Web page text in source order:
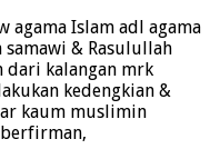
agama Islam adl agama
& Rasulullah
dari kalangan mrk
kedengkian &
kaum muslimin